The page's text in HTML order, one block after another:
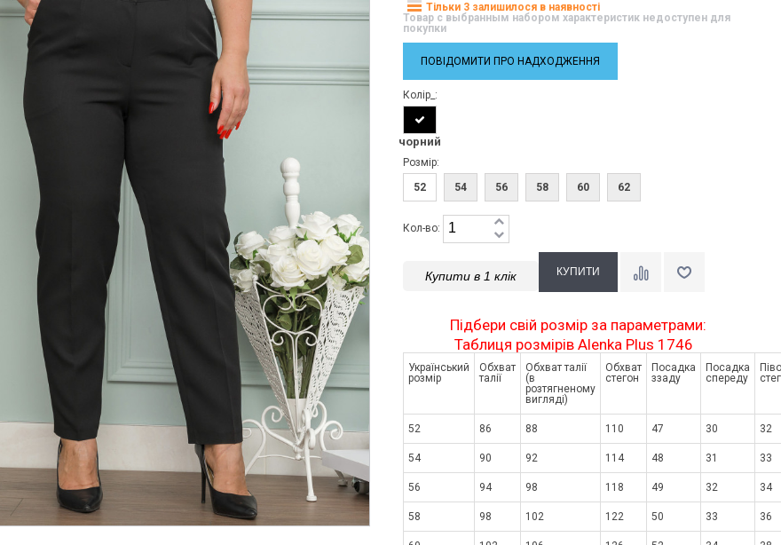
Тільки 3 залишилося в наявності
Товар с выбранным набором характеристик недоступен для
покупки
ПОВІДОМИТИ ПРО НАДХОДЖЕННЯ
Колір_:
чорний
Розмір:
52
54 56 58 60 62
Кол-во:
Купити в 1 клік
Підбери свій розмір за параметрами:
Таблиця розмірів Alenka Plus 1746
Український
розмір
Обхват
талії
Обхват талії
(в
розтягненому
вигляді)
Обхват
стегон
Посадка
ззаду
Посадка
спереду
52 86 88 110 47 30 32
54 90 92 114 48 31 33
56 94 98 118 49 32 34
58 98 102 122 50 33 36